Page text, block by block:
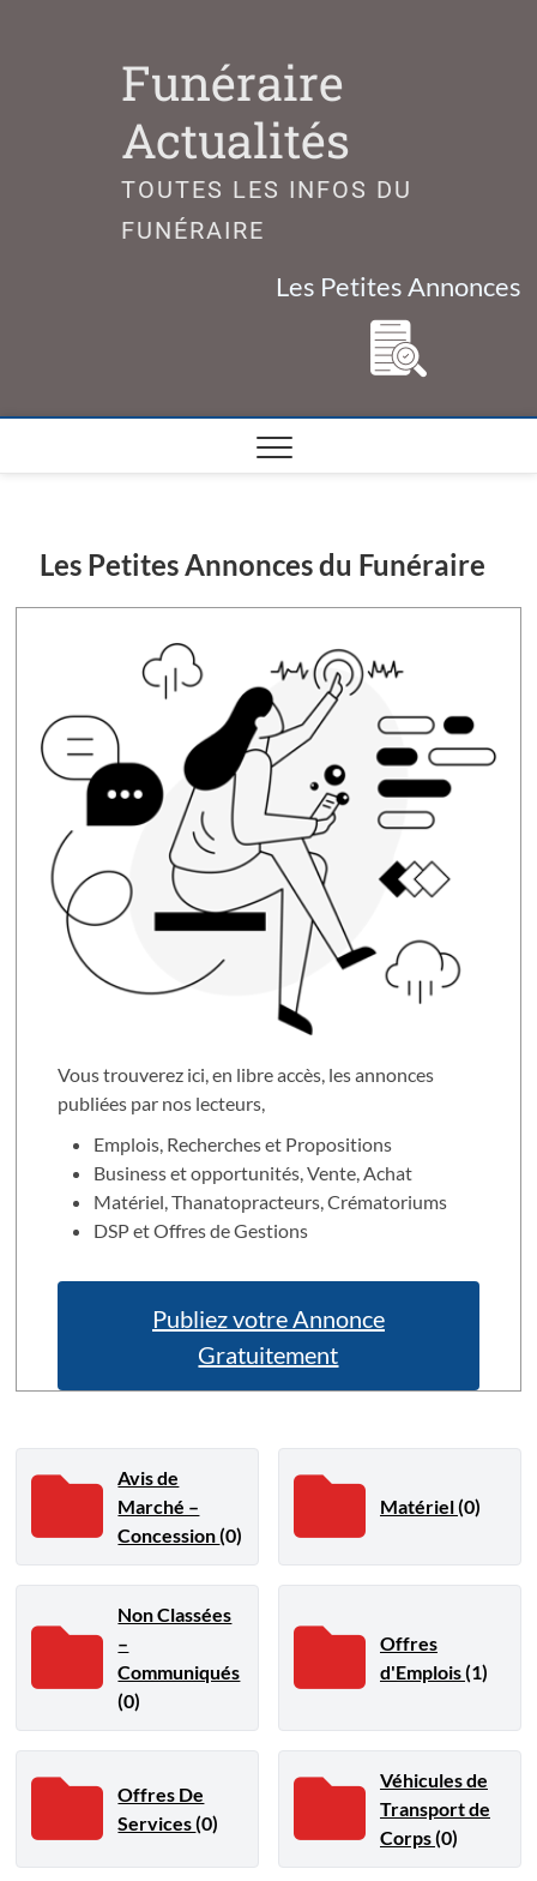
Funéraire
Actualités
TOUTES LES INFOS DU
FUNÉRAIRE
Les Petites Annonces
Les Petites Annonces du Funéraire
Vous trouverez ici, en libre accès, les annonces
publiées par nos lecteurs,
Emplois, Recherches et Propositions
Business et opportunités, Vente, Achat
Matériel, Thanatopracteurs, Crématoriums
DSP et Offres de Gestions
Publiez votre Annonce
Gratuitement
Avis de
Marché –
Concession(0)
Matériel(0)
Non Classées
–
Communiqués
(0)
Offres
d'Emplois(1)
Offres De
Services(0)
Véhicules de
Transport de
Corps(0)